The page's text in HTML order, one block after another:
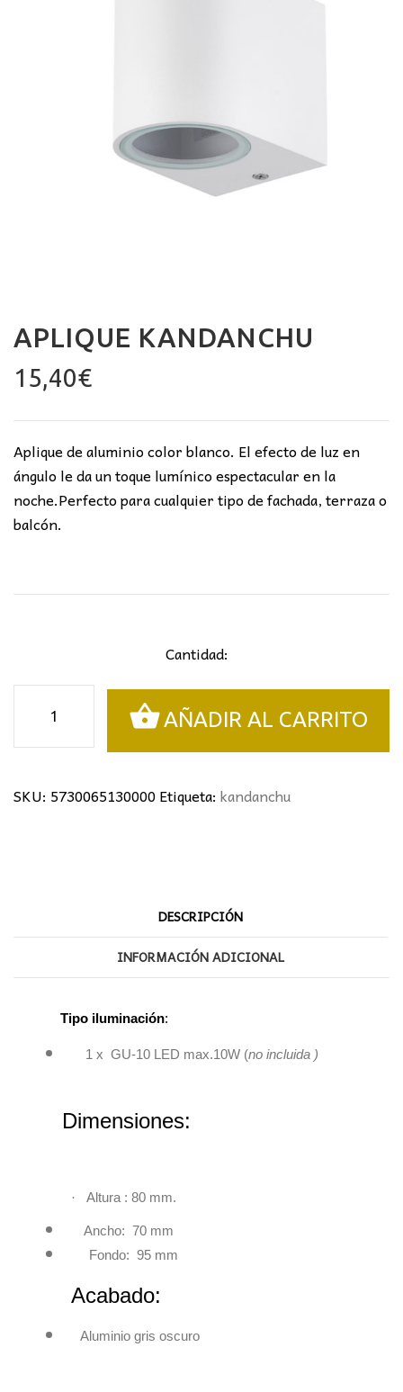
APLIQUE KANDANCHU
15,40€
Aplique de aluminio color blanco. El efecto de luz en
ángulo le da un toque lumínico espectacular en la
noche.Perfecto para cualquier tipo de fachada, terraza o
balcón.
Cantidad:
KANDANCHU
cantidad
AÑADIR AL CARRITO
SKU: 5730065130000Etiqueta: kandanchu
DESCRIPCIÓN
INFORMACIÓN ADICIONAL
Tipo iluminación:
1 x GU-10 LED max.10W (no incluida )
Dimensiones:
· Altura : 80 mm.
Ancho: 70 mm
Fondo: 95 mm
Acabado:
Aluminio gris oscuro